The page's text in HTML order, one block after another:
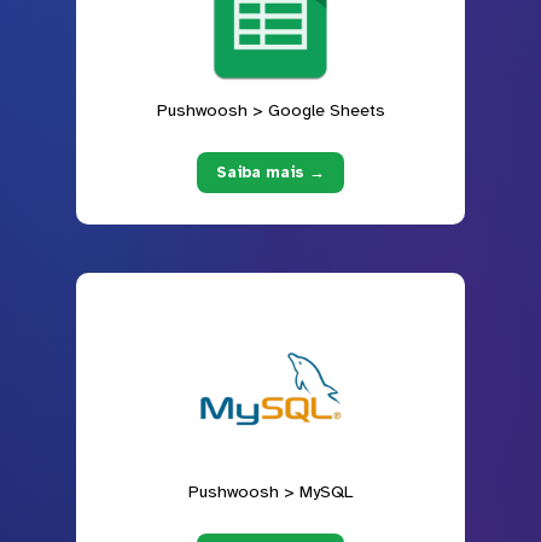
Pushwoosh > Google Sheets
Saiba mais →
Pushwoosh > MySQL